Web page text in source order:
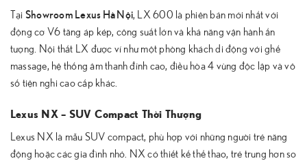
Tại Showroom Lexus Hà Nội, LX 600 là phiên bản mới nhất với
động cơ V6 tăng áp kép, công suất lớn và khả năng vận hành ấn
tượng. Nội thất LX được ví như một phòng khách di động với ghế
massage, hệ thống âm thanh đỉnh cao, điều hòa 4 vùng độc lập và vô
số tiện nghi cao cấp khác.
Lexus NX – SUV Compact Thời Thượng
Lexus NX là mẫu SUV compact, phù hợp với những người trẻ năng
động hoặc các gia đình nhỏ. NX có thiết kế thể thao, trẻ trung hơn so